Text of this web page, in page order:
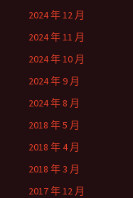
2024 年 12 月
2024 年 11 月
2024 年 10 月
2024 年 9 月
2024 年 8 月
2018 年 5 月
2018 年 4 月
2018 年 3 月
2017 年 12 月